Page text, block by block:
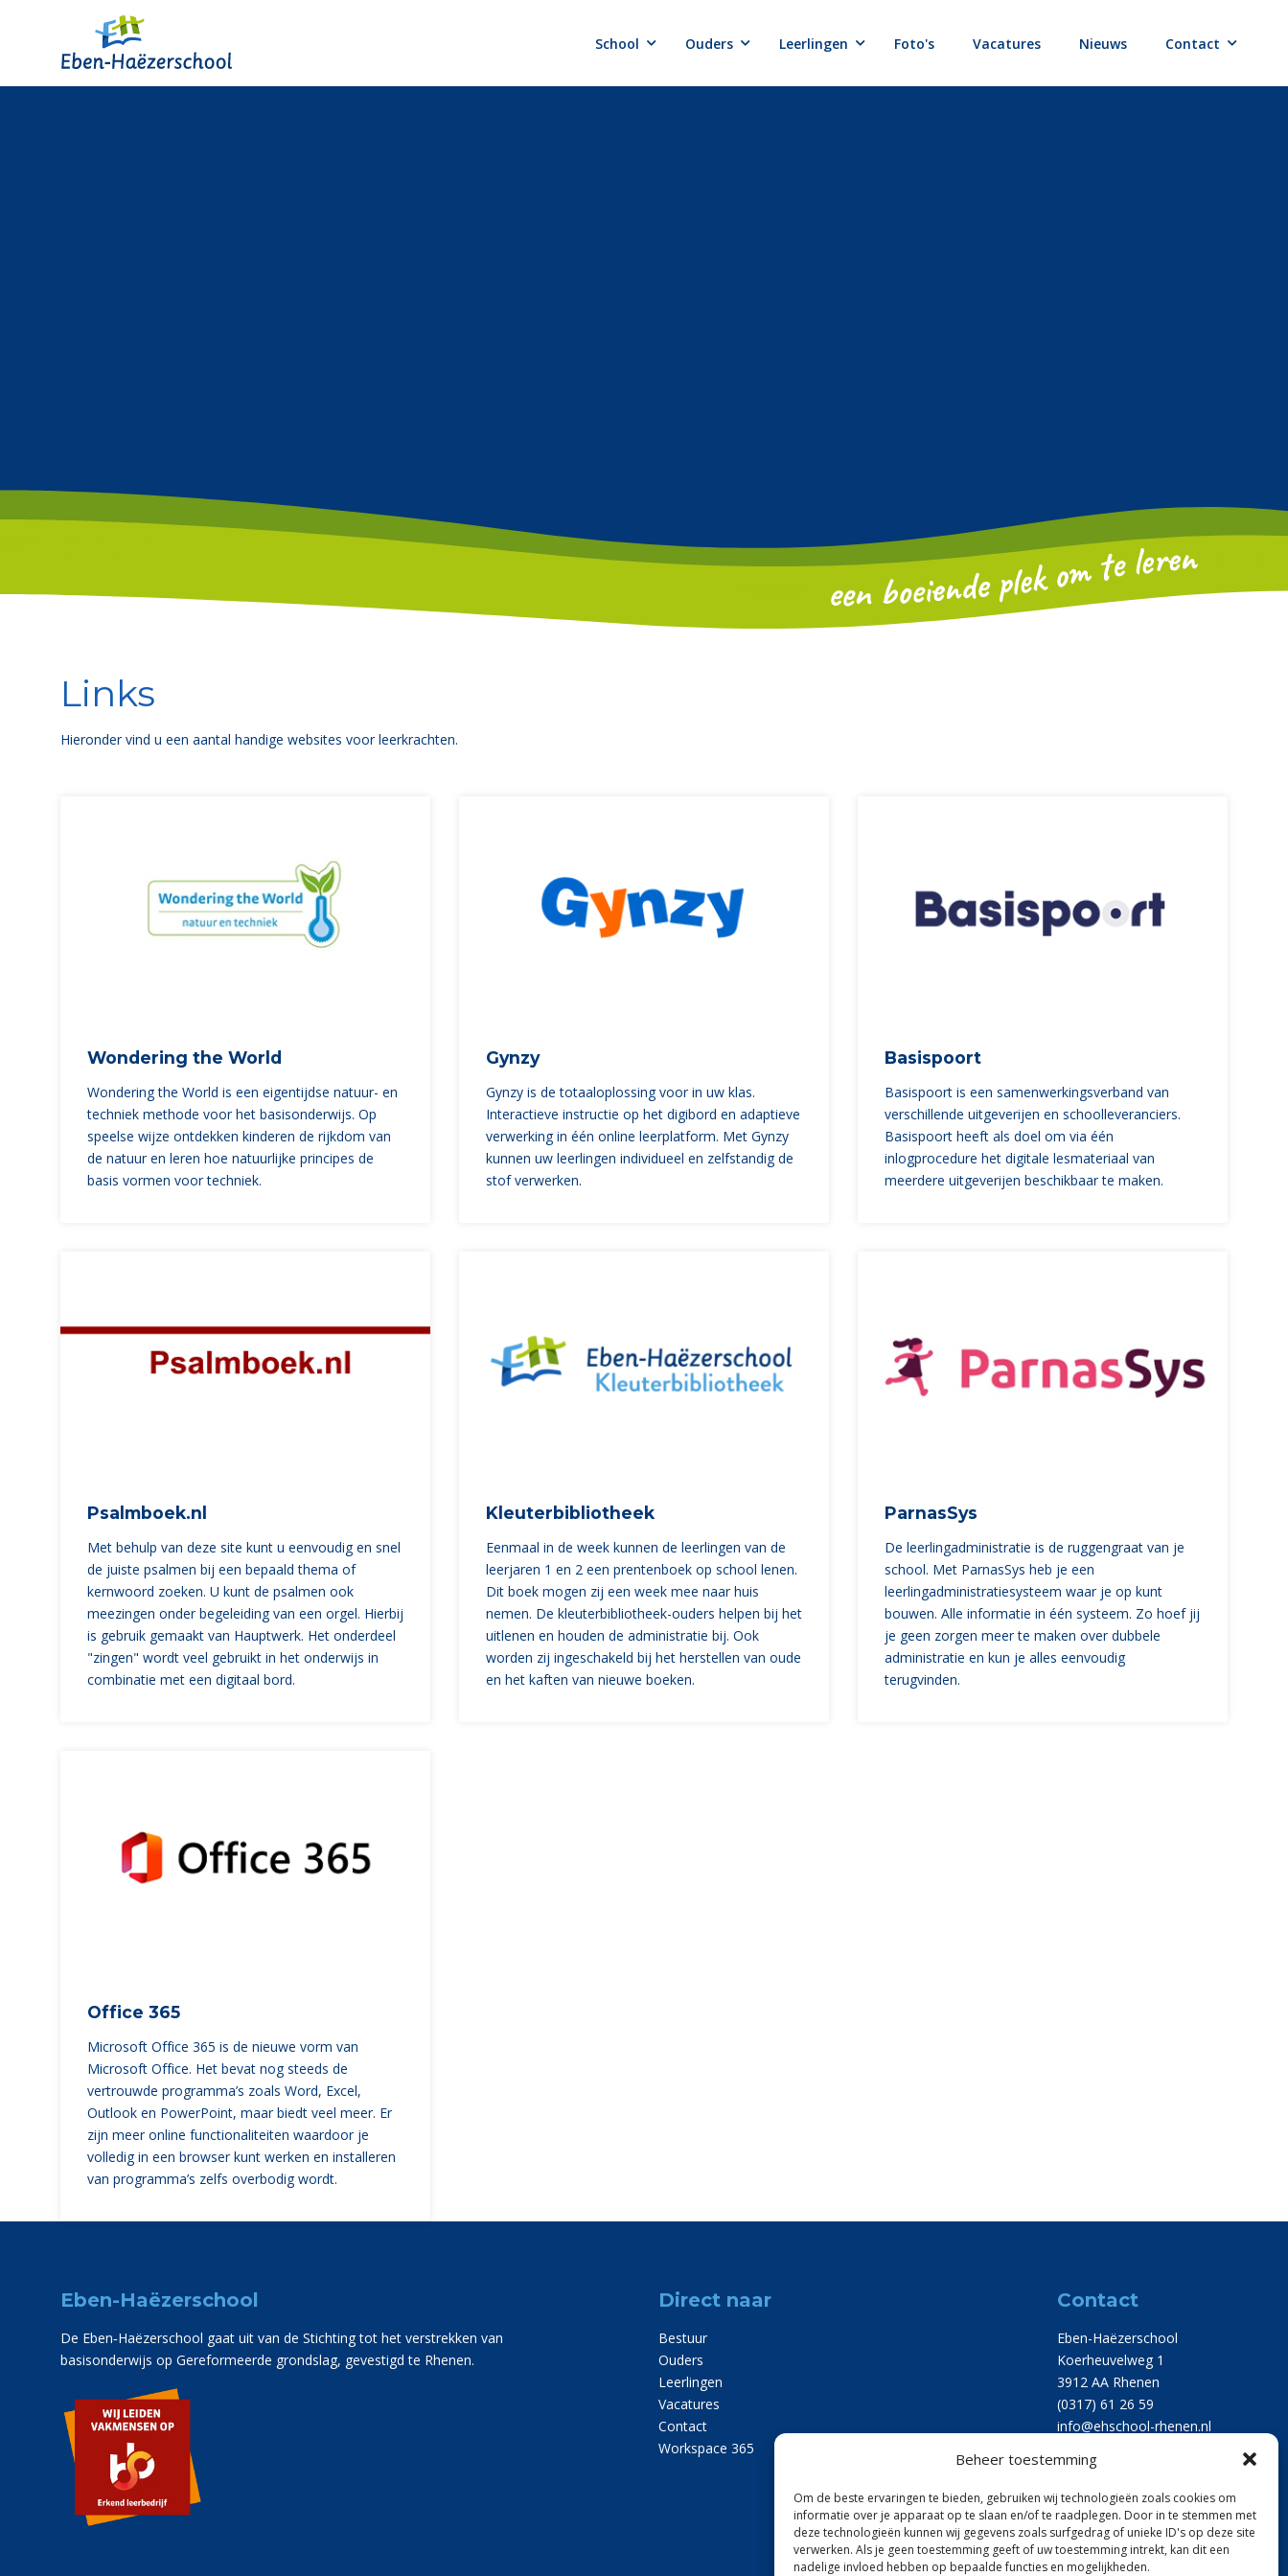
Beheer toestemming
Om de beste ervaringen te bieden, gebruiken wij technologieën zoals cookies om
informatie over je apparaat op te slaan en/of te raadplegen. Door in te stemmen met
deze technologieën kunnen wij gegevens zoals surfgedrag of unieke ID's op deze site
verwerken. Als je geen toestemming geeft of uw toestemming intrekt, kan dit een
nadelige invloed hebben op bepaalde functies en mogelijkheden.
School Ouders Leerlingen Foto's Vacatures Nieuws Contact
Links
Hieronder vind u een aantal handige websites voor leerkrachten.
Wondering the World
Wondering the World is een eigentijdse natuur- en
techniek methode voor het basisonderwijs. Op
speelse wijze ontdekken kinderen de rijkdom van
de natuur en leren hoe natuurlijke principes de
basis vormen voor techniek.
Gynzy
Gynzy is de totaaloplossing voor in uw klas.
Interactieve instructie op het digibord en adaptieve
verwerking in één online leerplatform. Met Gynzy
kunnen uw leerlingen individueel en zelfstandig de
stof verwerken.
Basispoort
Basispoort is een samenwerkingsverband van
verschillende uitgeverijen en schoolleveranciers.
Basispoort heeft als doel om via één
inlogprocedure het digitale lesmateriaal van
meerdere uitgeverijen beschikbaar te maken.
Psalmboek.nl
Met behulp van deze site kunt u eenvoudig en snel
de juiste psalmen bij een bepaald thema of
kernwoord zoeken. U kunt de psalmen ook
meezingen onder begeleiding van een orgel. Hierbij
is gebruik gemaakt van Hauptwerk. Het onderdeel
"zingen" wordt veel gebruikt in het onderwijs in
combinatie met een digitaal bord.
Kleuterbibliotheek
Eenmaal in de week kunnen de leerlingen van de
leerjaren 1 en 2 een prenten­boek op school lenen.
Dit boek mogen zij een week mee naar huis
nemen. De kleuterbibli­otheek-ouders helpen bij het
uitle­nen en houden de administratie bij. Ook
worden zij ingescha­keld bij het herstellen van oude
en het kaften van nieuwe boeken.
ParnasSys
De leerlingadministratie is de ruggengraat van je
school. Met ParnasSys heb je een
leerlingadministratiesysteem waar je op kunt
bouwen. Alle informatie in één systeem. Zo hoef jij
je geen zorgen meer te maken over dubbele
administratie en kun je alles eenvoudig
terugvinden.
Office 365
Microsoft Office 365 is de nieuwe vorm van
Microsoft Office. Het bevat nog steeds de
vertrouwde programma’s zoals Word, Excel,
Outlook en PowerPoint, maar biedt veel meer. Er
zijn meer online functionaliteiten waardoor je
volledig in een browser kunt werken en installeren
van programma’s zelfs overbodig wordt.
Eben-Haëzerschool
De Eben‑Haëzerschool gaat uit van de Stichting tot het verstrekken van
basisonderwijs op Gereformeerde grondslag, gevestigd te Rhenen.
Direct naar
Bestuur
Ouders
Leerlingen
Vacatures
Contact
Workspace 365
Contact
Eben-Haëzerschool
Koerheuvelweg 1
3912 AA Rhenen
(0317) 61 26 59
info@ehschool-rhenen.nl